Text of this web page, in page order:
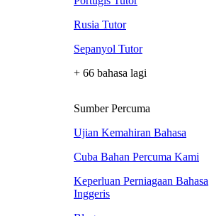
Rusia Tutor
Sepanyol Tutor
+ 66 bahasa lagi
Sumber Percuma
Ujian Kemahiran Bahasa
Cuba Bahan Percuma Kami
Keperluan Perniagaan Bahasa
Inggeris